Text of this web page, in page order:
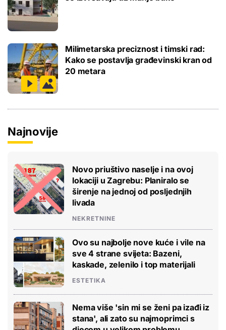
Milimetarska preciznost i timski rad:
Kako se postavlja građevinski kran od
20 metara
Najnovije
Novo priuštivo naselje i na ovoj
lokaciji u Zagrebu: Planiralo se
širenje na jednoj od posljednjih
livada
NEKRETNINE
Ovo su najbolje nove kuće i vile na
sve 4 strane svijeta: Bazeni,
kaskade, zelenilo i top materijali
ESTETIKA
Nema više 'sin mi se ženi pa izađi iz
stana', ali zato su najmoprimci s